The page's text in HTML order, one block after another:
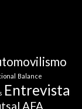
Balance
Entrevista
AFA